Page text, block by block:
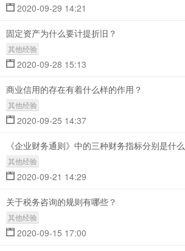
2020-09-29 14:21
固定资产为什么要计提折旧？
其他经验
2020-09-28 15:13
商业信用的存在有着什么样的作用？
其他经验
2020-09-25 14:37
《企业财务通则》中的三种财务指标分别是什么
其他经验
2020-09-21 14:29
关于税务咨询的规则有哪些？
其他经验
2020-09-15 17:00